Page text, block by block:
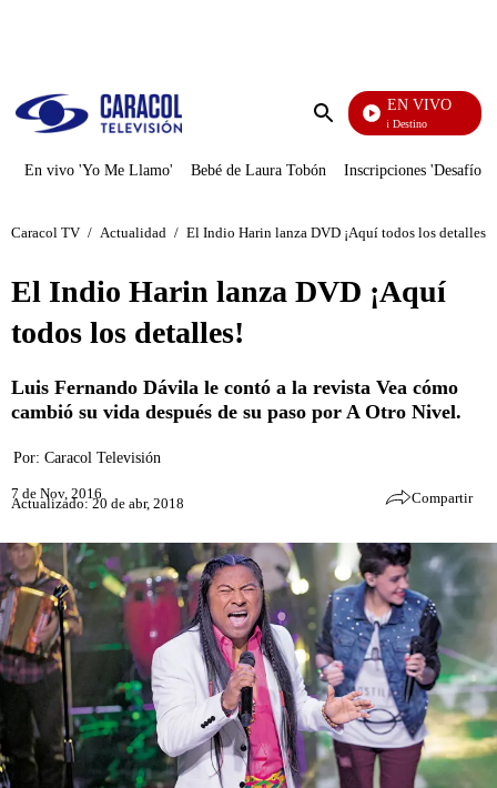
Enviar
EN VIVO
El Juego De Mi Destino
En vivo 'Yo Me Llamo' Bebé de Laura Tobón Inscripciones 'Desafío'
Caracol TV / Actualidad / El Indio Harin lanza DVD ¡Aquí todos los detalles!
El Indio Harin lanza DVD ¡Aquí
todos los detalles!
Luis Fernando Dávila le contó a la revista Vea cómo
cambió su vida después de su paso por A Otro Nivel.
Por: Caracol Televisión
7 de Nov, 2016
Actualizado: 20 de abr, 2018 Compartir